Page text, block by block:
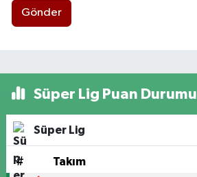
Gönder
Süper Lig Puan Durumu
Süper Lig
# Takım